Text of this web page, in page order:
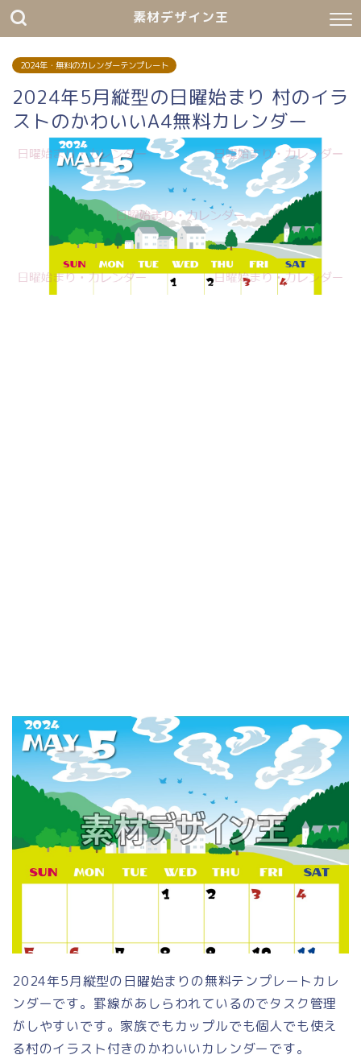
素材デザイン王
2024年・無料のカレンダーテンプレート
2024年5月縦型の日曜始まり 村のイラ
ストのかわいいA4無料カレンダー
2024年5月縦型の日曜始まりの無料テンプレートカレ
ンダーです。罫線があしらわれているのでタスク管理
がしやすいです。家族でもカップルでも個人でも使え
る村のイラスト付きのかわいいカレンダーです。